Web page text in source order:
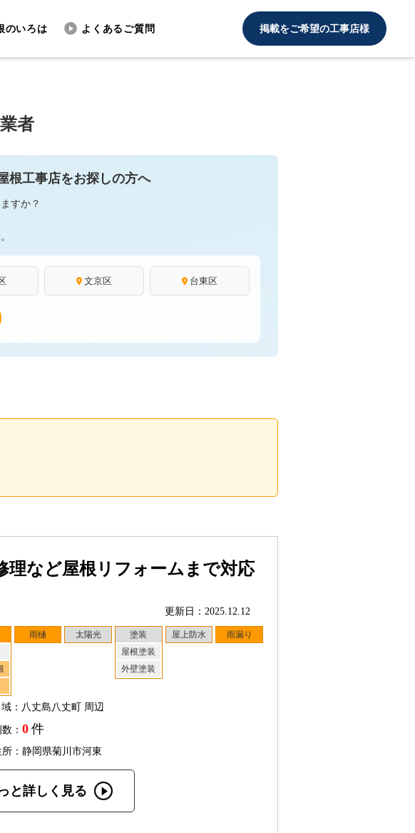
のいろは よくあるご質問 掲載をご希望の工事店様
者
根工事店をお探しの方へ
すか？
文京区 台東区
理など屋根リフォームまで対応
更新日：2025.12.12
雨樋 太陽光
塗装
屋根塗装
外壁塗装
屋上防水 雨漏り
：八丈島八丈町 周辺
： 0 件
：静岡県菊川市河東
と詳しく見る